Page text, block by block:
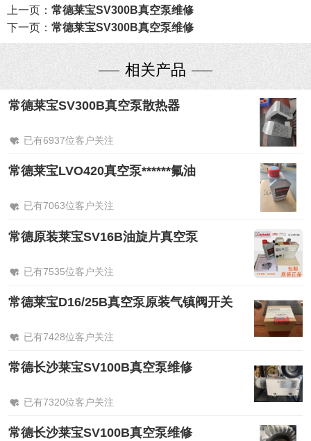
上一页： 常德莱宝SV300B真空泵维修
下一页： 常德莱宝SV300B真空泵维修
相关产品
常德莱宝SV300B真空泵散热器
已有6937位客户关注
常德莱宝LVO420真空泵******氟油
已有7063位客户关注
常德原装莱宝SV16B油旋片真空泵
已有7535位客户关注
常德莱宝D16/25B真空泵原装气镇阀开关
已有7428位客户关注
常德长沙莱宝SV100B真空泵维修
已有7320位客户关注
常德长沙莱宝SV100B真空泵维修